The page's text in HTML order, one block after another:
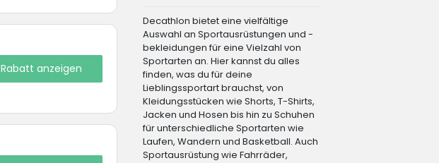
Rabatt anzeigen
Decathlon bietet eine vielfältige
Auswahl an Sportausrüstungen und -
bekleidungen für eine Vielzahl von
Sportarten an. Hier kannst du alles
finden, was du für deine
Lieblingssportart brauchst, von
Kleidungsstücken wie Shorts, T-Shirts,
Jacken und Hosen bis hin zu Schuhen
für unterschiedliche Sportarten wie
Laufen, Wandern und Basketball. Auch
Sportausrüstung wie Fahrräder,